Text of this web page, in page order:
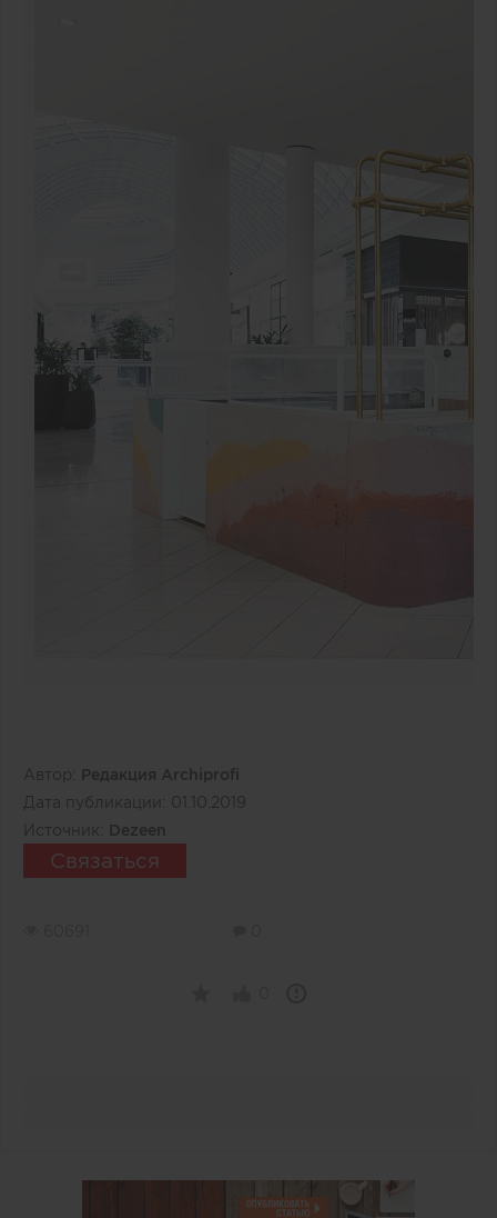
Автор:
Редакция Archiprofi
Дата публикации: 01.10.2019
Источник:
Dezeen
Связаться